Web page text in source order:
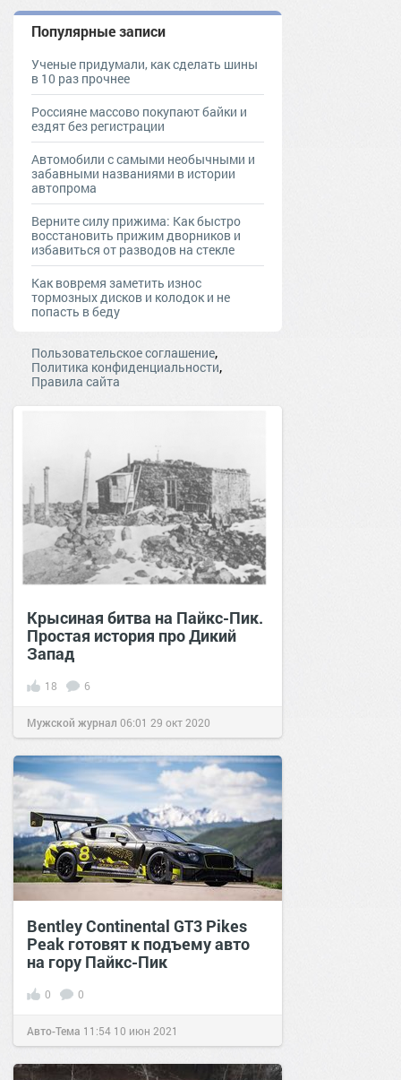
Популярные записи
Ученые придумали, как сделать шины
в 10 раз прочнее
Россияне массово покупают байки и
ездят без регистрации
Автомобили с самыми необычными и
забавными названиями в истории
автопрома
Верните силу прижима: Как быстро
восстановить прижим дворников и
избавиться от разводов на стекле
Как вовремя заметить износ
тормозных дисков и колодок и не
попасть в беду
Пользовательское соглашение,
Политика конфиденциальности,
Правила сайта
Крысиная битва на Пайкс-Пик.
Простая история про Дикий
Запад
18 6
Мужской журнал 06:01 29 окт 2020
Bentley Continental GT3 Pikes
Peak готовят к подъему авто
на гору Пайкс-Пик
0 0
Авто-Тема 11:54 10 июн 2021